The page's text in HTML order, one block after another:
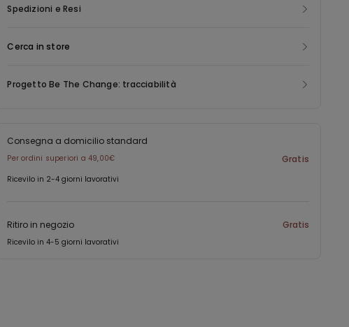
uomo bianche, nere o in altre tonalità da abbinare come preferisci a
non sfruttamento di esso.
Spedizioni e Resi
Cerca in store
Progetto Be The Change: tracciabilità
Consegna a domicilio standard
Per ordini superiori a 49,00€ Gratis
Ricevilo in 2-4 giorni lavorativi
Ritiro in negozio Gratis
Ricevilo in 4-5 giorni lavorativi